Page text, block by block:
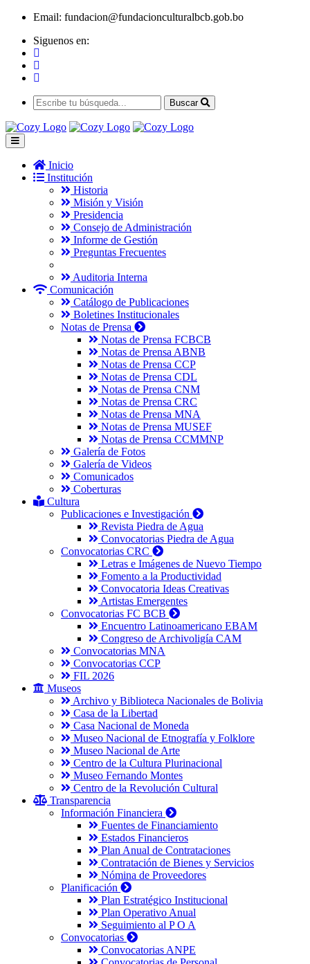
Email: fundacion@fundacionculturalbcb.gob.bo
Siguenos en:
Buscar
Inicio
Institución
Historia
Misión y Visión
Presidencia
Consejo de Administración
Informe de Gestión
Preguntas Frecuentes
Auditoria Interna
Comunicación
Catálogo de Publicaciones
Boletines Institucionales
Notas de Prensa
Notas de Prensa FCBCB
Notas de Prensa ABNB
Notas de Prensa CCP
Notas de Prensa CDL
Notas de Prensa CNM
Notas de Prensa CRC
Notas de Prensa MNA
Notas de Prensa MUSEF
Notas de Prensa CCMMNP
Galería de Fotos
Galería de Videos
Comunicados
Coberturas
Cultura
Publicaciones e Investigación
Revista Piedra de Agua
Convocatorias Piedra de Agua
Convocatorias CRC
Letras e Imágenes de Nuevo Tiempo
Fomento a la Productividad
Convocatoria Ideas Creativas
Artistas Emergentes
Convocatorias FC BCB
Encuentro Latinoamericano EBAM
Congreso de Archivoligía CAM
Convocatorias MNA
Convocatorias CCP
FIL 2026
Museos
Archivo y Biblioteca Nacionales de Bolivia
Casa de la Libertad
Casa Nacional de Moneda
Museo Nacional de Etnografía y Folklore
Museo Nacional de Arte
Centro de la Cultura Plurinacional
Museo Fernando Montes
Centro de la Revolución Cultural
Transparencia
Información Financiera
Fuentes de Financiamiento
Estados Financieros
Plan Anual de Contrataciones
Contratación de Bienes y Servicios
Nómina de Proveedores
Planificación
Plan Estratégico Institucional
Plan Operativo Anual
Seguimiento al P O A
Convocatorias
Convocatorias ANPE